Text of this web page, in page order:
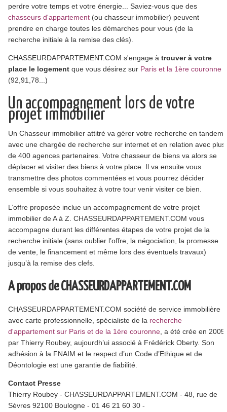
perdre votre temps et votre énergie... Saviez-vous que des
chasseurs d'appartement (ou chasseur immobilier) peuvent
prendre en charge toutes les démarches pour vous (de la
recherche initiale à la remise des clés).
CHASSEURDAPPARTEMENT.COM s'engage àtrouver à votre
place le logement que vous désirez sur Paris et la 1ère couronne
(92,91,78...)
Un accompagnement lors de votre
projet immobilier
Un Chasseur immobilier attitré va gérer votre recherche en tandem
avec une chargée de recherche sur internet et en relation avec plus
de 400 agences partenaires. Votre chasseur de biens va alors se
déplacer et visiter des biens à votre place. Il va ensuite vous
transmettre des photos commentées et vous pourrez décider
ensemble si vous souhaitez à votre tour venir visiter ce bien.
L’offre proposée inclue un accompagnement de votre projet
immobilier de A à Z. CHASSEURDAPPARTEMENT.COM vous
accompagne durant les différentes étapes de votre projet de la
recherche initiale (sans oublier l’offre, la négociation, la promesse
de vente, le financement et même lors des éventuels travaux)
jusqu’à la remise des clefs.
A propos de CHASSEURDAPPARTEMENT.COM
CHASSEURDAPPARTEMENT.COM société de service immobilière
avec carte professionnelle, spécialiste de la recherche
d'appartement sur Paris et de la 1ère couronne , a été crée en 2005
par Thierry Roubey, aujourdh’ui associé à Frédérick Oberty. Son
adhésion à la FNAIM et le respect d’un Code d’Ethique et de
Déontologie est une garantie de fiabilité.
Contact Presse
Thierry Roubey - CHASSEURDAPPARTEMENT.COM - 48, rue de
Sèvres 92100 Boulogne - 01 46 21 60 30 -